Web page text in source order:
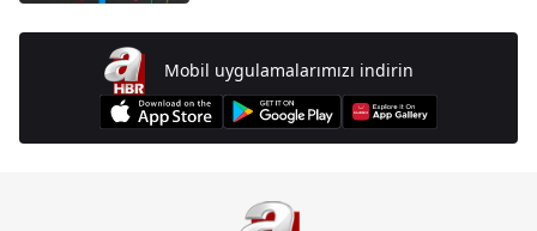
Mobil uygulamalarımızı indirin